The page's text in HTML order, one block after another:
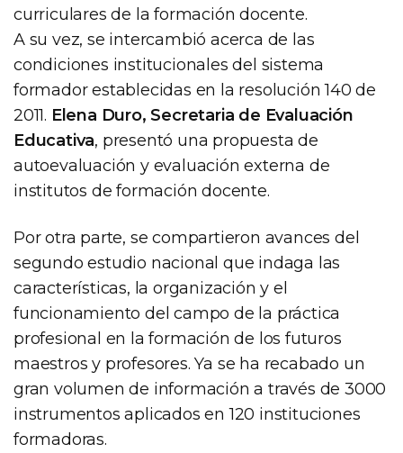
curriculares de la formación docente.
A su vez, se intercambió acerca de las
condiciones institucionales del sistema
formador establecidas en la resolución 140 de
2011. Elena Duro, Secretaria de Evaluación
Educativa, presentó una propuesta de
autoevaluación y evaluación externa de
institutos de formación docente.
Por otra parte, se compartieron avances del
segundo estudio nacional que indaga las
características, la organización y el
funcionamiento del campo de la práctica
profesional en la formación de los futuros
maestros y profesores. Ya se ha recabado un
gran volumen de información a través de 3000
instrumentos aplicados en 120 instituciones
formadoras.